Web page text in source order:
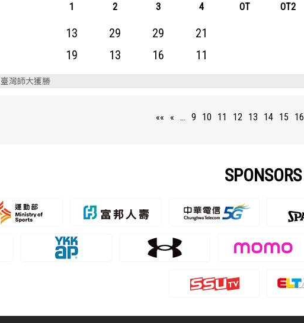
1 2 3 4 OT OT2
13 29 29 21
19 13 16 11
臺灣師大獲勝
«« « … 9 10 11 12 13 14 15 16
SPONSORS